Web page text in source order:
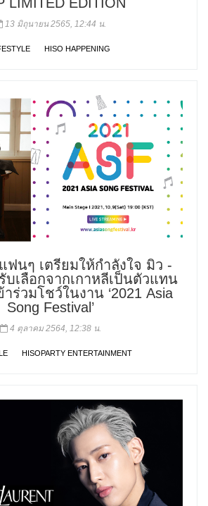
13 มิถุนายน 2565, 12:44 น.
HISO HAPPENING
ฟนๆ เตรียมให้กำลังใจ มิว -
เลือกจากเกาหลีเป็นตัวแทน
ร่วมโชว์ในงาน ‘2021 Asia
Song Festival’
4 ตุลาคม 2564, 12:38 น.
HISOPARTY ENTERTAINMENT